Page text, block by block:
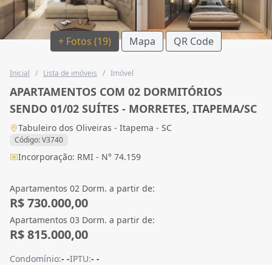
+ Fotos (19) Mapa QR Code
Inicial / Lista de imóveis / Imóvel
APARTAMENTOS COM 02 DORMITÓRIOS
SENDO 01/02 SUÍTES - MORRETES, ITAPEMA/SC
Tabuleiro dos Oliveiras - Itapema - SC
Código: V3740
Incorporação: RMI - N° 74.159
Apartamentos 02 Dorm. a partir de:
R$ 730.000,00
Apartamentos 03 Dorm. a partir de:
R$ 815.000,00
Condomínio:- -IPTU:- -